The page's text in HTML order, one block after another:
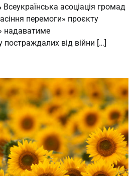
Всеукраїнська асоціація громад
перемоги» проєкту
надаватиме
від війни […]